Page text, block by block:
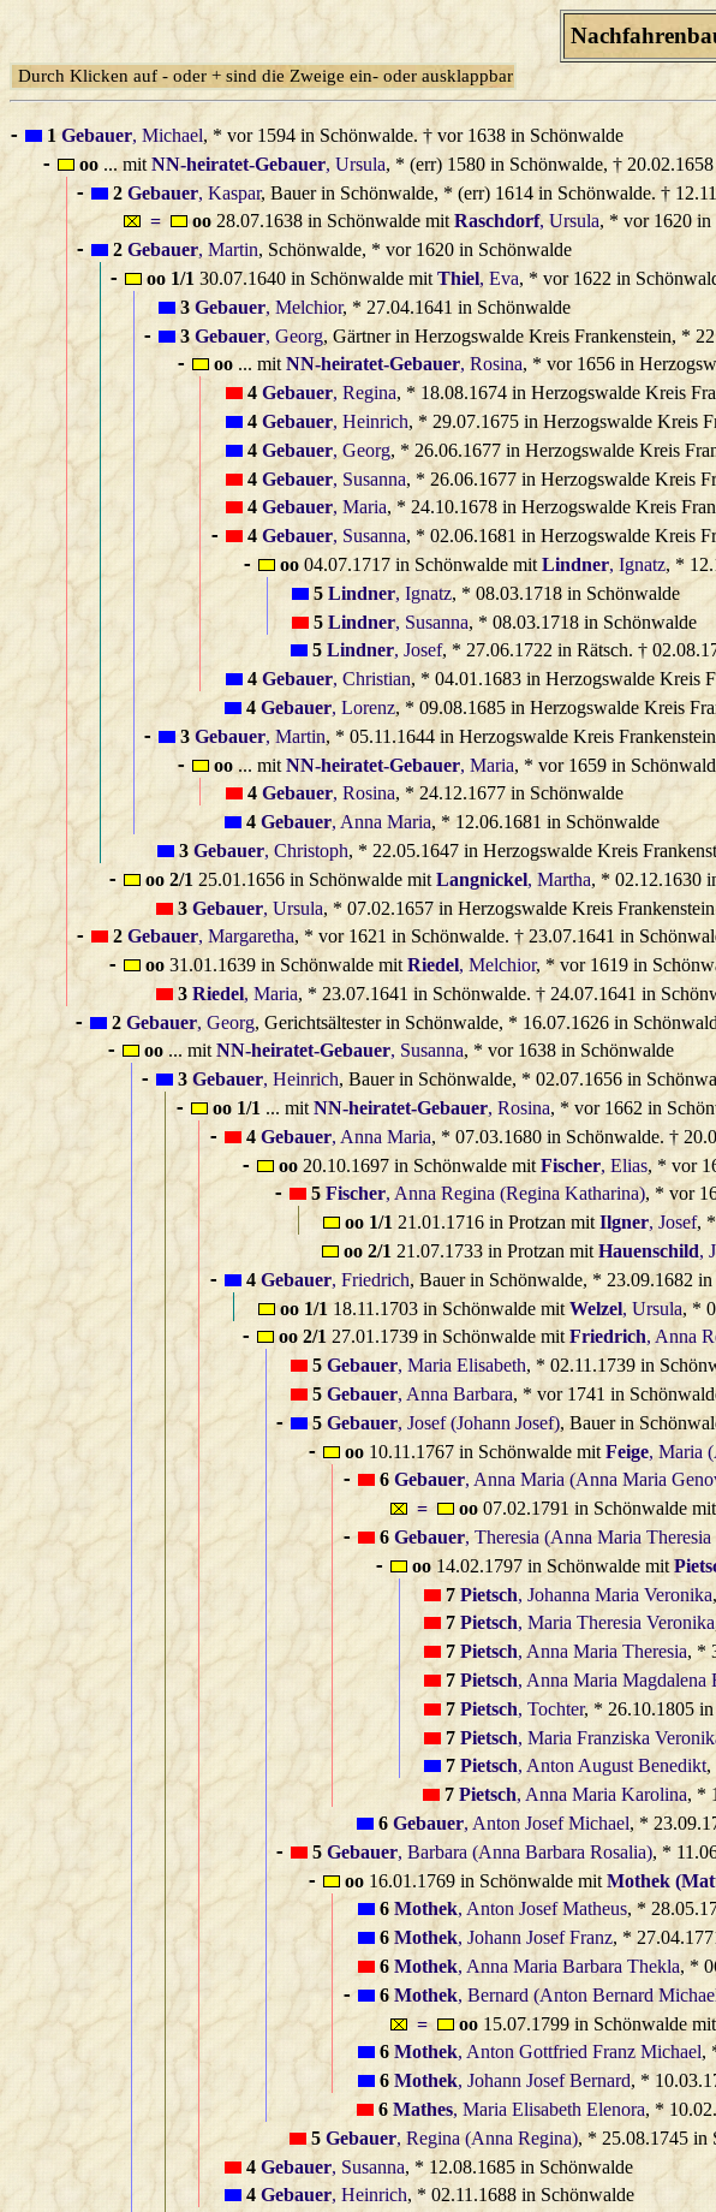
Durch Klicken auf - oder + sind die Zweige ein- oder ausklappbar
- 1 Gebauer, Michael, * vor 1594 in Schönwalde. † vor 1638 in Schönwalde
- oo... mit NN‑heiratet‑Gebauer, Ursula, * (err) 1580 in Schönwalde, †
- 2 Gebauer, Kaspar, Bauer in Schönwalde, * (err) 1614 in Schönwalde. †
=
oo28.07.1638 in Schönwalde mitRaschdorf, Ursula, * vor 1620
- 2 Gebauer, Martin, Schönwalde, * vor 1620 in Schönwalde
- oo 1/1 30.07.1640 in Schönwalde mitThiel, Eva, * vor 1622 in
3 Gebauer, Melchior, * 27.04.1641 in Schönwalde
- 3 Gebauer, Georg, Gärtner in Herzogswalde Kreis Frankenstein, *
- oo... mit NN‑heiratet‑Gebauer, Rosina, * vor 1656 in
4 Gebauer, Regina, * 18.08.1674 in Herzogswalde Kreis
4 Gebauer, Heinrich, * 29.07.1675 in Herzogswalde Kreis
4 Gebauer, Georg, * 26.06.1677 in Herzogswalde Kreis
4 Gebauer, Susanna, * 26.06.1677 in Herzogswalde Kreis
4 Gebauer, Maria, * 24.10.1678 in Herzogswalde Kreis
- 4 Gebauer, Susanna, * 02.06.1681 in Herzogswalde Kreis
- oo04.07.1717 in Schönwalde mit Lindner, Ignatz, *
5 Lindner, Ignatz, * 08.03.1718 in Schönwalde
5 Lindner, Susanna, * 08.03.1718 in Schönwalde
5 Lindner, Josef, * 27.06.1722 in Rätsch. †
4 Gebauer, Christian, * 04.01.1683 in Herzogswalde Kreis
4 Gebauer, Lorenz, * 09.08.1685 in Herzogswalde Kreis
- 3 Gebauer, Martin, * 05.11.1644 in Herzogswalde Kreis Frankenstein
- oo... mit NN‑heiratet‑Gebauer, Maria, * vor 1659 in
4 Gebauer, Rosina, * 24.12.1677 in Schönwalde
4 Gebauer, Anna Maria, * 12.06.1681 in Schönwalde
3 Gebauer, Christoph, * 22.05.1647 in Herzogswalde Kreis
- oo 2/1 25.01.1656 in Schönwalde mitLangnickel, Martha, * 02.12.1630
3 Gebauer, Ursula, * 07.02.1657 in Herzogswalde Kreis
- 2 Gebauer, Margaretha, * vor 1621 in Schönwalde. † 23.07.1641 in
- oo 31.01.1639 in Schönwalde mitRiedel, Melchior, * vor 1619 in
3 Riedel, Maria, * 23.07.1641 in Schönwalde. † 24.07.1641 in
- 2 Gebauer, Georg, Gerichtsältester in Schönwalde, * 16.07.1626 in
- oo... mitNN‑heiratet‑Gebauer, Susanna, * vor 1638 in Schönwalde
- 3 Gebauer, Heinrich, Bauer in Schönwalde, * 02.07.1656 in
- oo 1/1 ... mit NN‑heiratet‑Gebauer, Rosina, * vor 1662 in
- 4 Gebauer, Anna Maria, * 07.03.1680 in Schönwalde. †
- oo20.10.1697 in Schönwalde mit Fischer, Elias, * vor
- 5 Fischer, Anna Regina (Regina Katharina), * vor
oo 1/1 21.01.1716 in Protzan mitIlgner, Josef,
oo 2/1 21.07.1733 in Protzan mitHauenschild,
- 4 Gebauer, Friedrich, Bauer in Schönwalde, * 23.09.1682
oo 1/1 18.11.1703 in Schönwalde mitWelzel, Ursula, *
- oo 2/127.01.1739 in Schönwalde mitFriedrich, Anna
5 Gebauer, Maria Elisabeth, * 02.11.1739 in
5 Gebauer, Anna Barbara, * vor 1741 in
- 5 Gebauer, Josef (Johann Josef), Bauer in
- oo 10.11.1767 in Schönwalde mitFeige, Maria
- 6 Gebauer, Anna Maria (Anna Maria
=
oo07.02.1791 in Schönwalde mit
- 6 Gebauer, Theresia (Anna Maria
- oo14.02.1797 in Schönwalde mit
7 Pietsch, Johanna Maria Veronika
7 Pietsch, Maria Theresia Veronika
7 Pietsch, Anna Maria Theresia, *
7 Pietsch, Anna Maria Magdalena
7 Pietsch, Tochter, * 26.10.1805
7 Pietsch, Maria Franziska
7 Pietsch, Anton August Benedikt,
7 Pietsch, Anna Maria Karolina, *
6 Gebauer, Anton Josef Michael, *
- 5 Gebauer, Barbara (Anna Barbara Rosalia), *
- oo 16.01.1769 in Schönwalde mitMothek
6 Mothek, Anton Josef Matheus, *
6 Mothek, Johann Josef Franz, *
6 Mothek, Anna Maria Barbara Thekla, *
- 6 Mothek, Bernard (Anton Bernard
=
oo15.07.1799 in Schönwalde mit
6 Mothek, Anton Gottfried Franz Michael,
6 Mothek, Johann Josef Bernard, *
6 Mathes, Maria Elisabeth Elenora, *
5 Gebauer, Regina (Anna Regina), * 25.08.1745 in
4 Gebauer, Susanna, * 12.08.1685 in Schönwalde
4 Gebauer, Heinrich, * 02.11.1688 in Schönwalde